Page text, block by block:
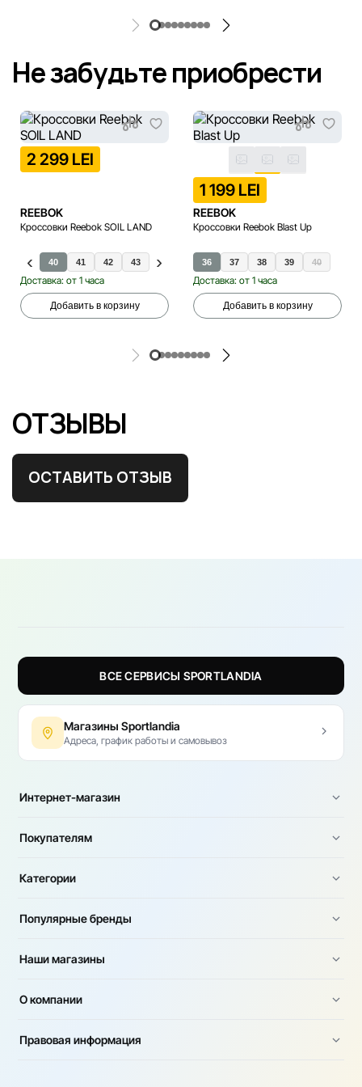
Не забудьте приобрести
2 299 LEI
REEBOK
Кроссовки Reebok SOIL LAND
40 41 42 43 44
Доставка: от 1 часа
Добавить в корзину
1 199 LEI
REEBOK
Кроссовки Reebok Blast Up
36 37 38 39 40
Доставка: от 1 часа
Добавить в корзину
ОТЗЫВЫ
ОСТАВИТЬ ОТЗЫВ
ВСЕ СЕРВИСЫ SPORTLANDIA
Магазины Sportlandia
Адреса, график работы и самовывоз
Интернет-магазин
Покупателям
Категории
Популярные бренды
Наши магазины
О компании
Правовая информация